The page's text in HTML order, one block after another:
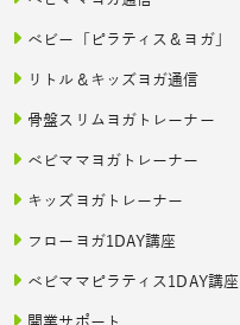
ベビー「ピラティス＆ヨガ」
リトル＆キッズヨガ通信
骨盤スリムヨガトレーナー
ベビママヨガトレーナー
キッズヨガトレーナー
フローヨガ1DAY講座
ベビママピラティス1DAY講座